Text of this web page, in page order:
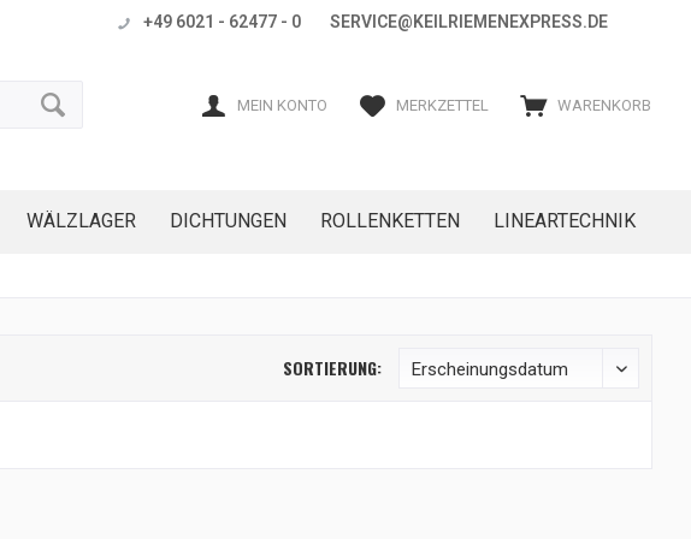
+49 6021 - 62477 - 0 SERVICE@KEILRIEMENEXPRESS.DE
WARENKORB
MERKZETTEL
MEIN KONTO
WÄLZLAGER DICHTUNGEN ROLLENKETTEN LINEARTECHNIK
SORTIERUNG: